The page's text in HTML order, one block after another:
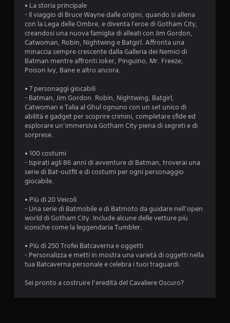
d
4
t
l
s
• La storia principale
- Il viaggio di Bruce Wayne dalle origini, quando si allena
con la Lega delle Ombre, e diventa l'eroe di Gotham City,
creandosi una nuova famiglia di alleati con Jim Gordon,
Catwoman, Robin, Nightwing e Batgirl. Affronta una
minaccia sempre crescente dalla Galleria dei Nemici di
Batman mentre affronti Joker, Pinguino, Mr. Freeze,
Poison Ivy, Bane e altro ancora.
• 7 personaggi giocabili
- Batman, Jim Gordon. Robin, Nightwing, Batgirl,
Catwoman e Talia al Ghul ognuno con un set unico di
abilità e gadget per scoprire crimini, completare sfide ed
esplorare un’immersiva Gotham City piena di segreti e di
sorprese.
• 100 costumi
- Ispirati agli 86 anni di avventure di Batman, troverai una
serie di Bat-outfit e di costumi per ogni personaggio
giocabile.
• Più di 20 Veicoli
- Una serie di Batmobile e di Batmoto da guidare nell’open
world di Gotham City. Include alcune delle vetture più
iconiche come la leggendaria Tumbler.
• Più di 250 Trofei Batcaverna e oggetti
- Personalizza e metti in mostra una varietà di oggetti nella
tua Batcaverna personale e celebra i tuoi traguardi.
Sei pronto a costruire l’eredità del Cavaliere Oscuro?